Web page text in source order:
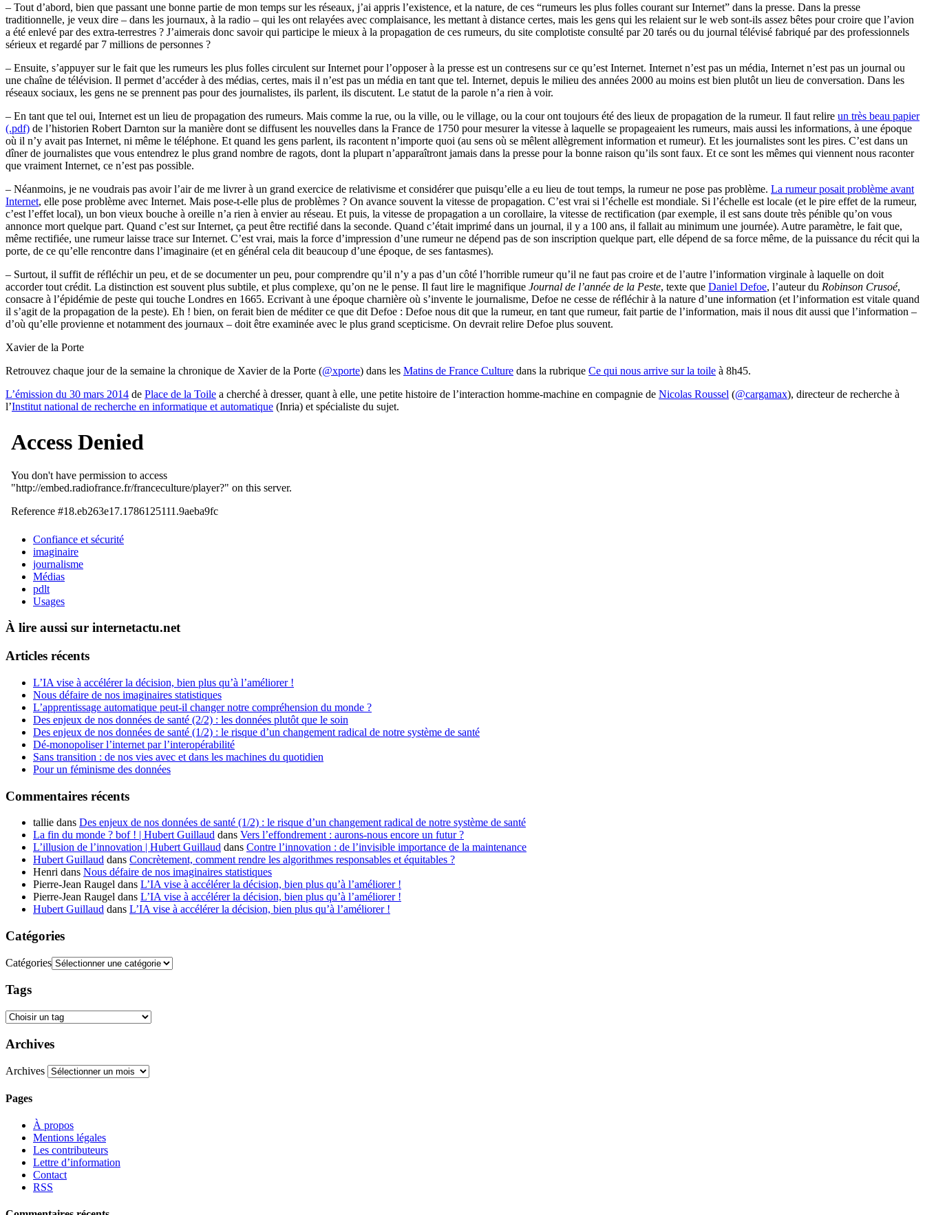
– Tout d’abord, bien que passant une bonne partie de mon temps sur les réseaux, j’ai appris l’existence, et la nature, de ces “rumeurs les plus folles courant sur Internet” dans la presse. Dans la presse
traditionnelle, je veux dire – dans les journaux, à la radio – qui les ont relayées avec complaisance, les mettant à distance certes, mais les gens qui les relaient sur le web sont-ils assez bêtes pour croire que l’avion
a été enlevé par des extra-terrestres ? J’aimerais donc savoir qui participe le mieux à la propagation de ces rumeurs, du site complotiste consulté par 20 tarés ou du journal télévisé fabriqué par des professionnels
sérieux et regardé par 7 millions de personnes ?
– Ensuite, s’appuyer sur le fait que les rumeurs les plus folles circulent sur Internet pour l’opposer à la presse est un contresens sur ce qu’est Internet. Internet n’est pas un média, Internet n’est pas un journal ou
une chaîne de télévision. Il permet d’accéder à des médias, certes, mais il n’est pas un média en tant que tel. Internet, depuis le milieu des années 2000 au moins est bien plutôt un lieu de conversation. Dans les
réseaux sociaux, les gens ne se prennent pas pour des journalistes, ils parlent, ils discutent. Le statut de la parole n’a rien à voir.
– En tant que tel oui, Internet est un lieu de propagation des rumeurs. Mais comme la rue, ou la ville, ou le village, ou la cour ont toujours été des lieux de propagation de la rumeur. Il faut relire un très beau papier
(.pdf) de l’historien Robert Darnton sur la manière dont se diffusent les nouvelles dans la France de 1750 pour mesurer la vitesse à laquelle se propageaient les rumeurs, mais aussi les informations, à une époque
où il n’y avait pas Internet, ni même le téléphone. Et quand les gens parlent, ils racontent n’importe quoi (au sens où se mêlent allègrement information et rumeur). Et les journalistes sont les pires. C’est dans un
dîner de journalistes que vous entendrez le plus grand nombre de ragots, dont la plupart n’apparaîtront jamais dans la presse pour la bonne raison qu’ils sont faux. Et ce sont les mêmes qui viennent nous raconter
que vraiment Internet, ce n’est pas possible.
– Néanmoins, je ne voudrais pas avoir l’air de me livrer à un grand exercice de relativisme et considérer que puisqu’elle a eu lieu de tout temps, la rumeur ne pose pas problème. La rumeur posait problème avant
Internet, elle pose problème avec Internet. Mais pose-t-elle plus de problèmes ? On avance souvent la vitesse de propagation. C’est vrai si l’échelle est mondiale. Si l’échelle est locale (et le pire effet de la rumeur,
c’est l’effet local), un bon vieux bouche à oreille n’a rien à envier au réseau. Et puis, la vitesse de propagation a un corollaire, la vitesse de rectification (par exemple, il est sans doute très pénible qu’on vous
annonce mort quelque part. Quand c’est sur Internet, ça peut être rectifié dans la seconde. Quand c’était imprimé dans un journal, il y a 100 ans, il fallait au minimum une journée). Autre paramètre, le fait que,
même rectifiée, une rumeur laisse trace sur Internet. C’est vrai, mais la force d’impression d’une rumeur ne dépend pas de son inscription quelque part, elle dépend de sa force même, de la puissance du récit qui la
porte, de ce qu’elle rencontre dans l’imaginaire (et en général cela dit beaucoup d’une époque, de ses fantasmes).
– Surtout, il suffit de réfléchir un peu, et de se documenter un peu, pour comprendre qu’il n’y a pas d’un côté l’horrible rumeur qu’il ne faut pas croire et de l’autre l’information virginale à laquelle on doit
accorder tout crédit. La distinction est souvent plus subtile, et plus complexe, qu’on ne le pense. Il faut lire le magnifique Journal de l’année de la Peste, texte que Daniel Defoe, l’auteur du Robinson Crusoé,
consacre à l’épidémie de peste qui touche Londres en 1665. Ecrivant à une époque charnière où s’invente le journalisme, Defoe ne cesse de réfléchir à la nature d’une information (et l’information est vitale quand
il s’agit de la propagation de la peste). Eh ! bien, on ferait bien de méditer ce que dit Defoe : Defoe nous dit que la rumeur, en tant que rumeur, fait partie de l’information, mais il nous dit aussi que l’information –
d’où qu’elle provienne et notamment des journaux – doit être examinée avec le plus grand scepticisme. On devrait relire Defoe plus souvent.
Xavier de la Porte
Retrouvez chaque jour de la semaine la chronique de Xavier de la Porte (@xporte) dans les Matins de France Culture dans la rubrique Ce qui nous arrive sur la toile à 8h45.
L’émission du 30 mars 2014 de Place de la Toile a cherché à dresser, quant à elle, une petite histoire de l’interaction homme-machine en compagnie de Nicolas Roussel (@cargamax), directeur de recherche à
l’Institut national de recherche en informatique et automatique (Inria) et spécialiste du sujet.
Confiance et sécurité
imaginaire
journalisme
Médias
pdlt
Usages
À lire aussi sur internetactu.net
Articles récents
L’IA vise à accélérer la décision, bien plus qu’à l’améliorer !
Nous défaire de nos imaginaires statistiques
L’apprentissage automatique peut-il changer notre compréhension du monde ?
Des enjeux de nos données de santé (2/2) : les données plutôt que le soin
Des enjeux de nos données de santé (1/2) : le risque d’un changement radical de notre système de santé
Dé-monopoliser l’internet par l’interopérabilité
Sans transition : de nos vies avec et dans les machines du quotidien
Pour un féminisme des données
Commentaires récents
tallie dans Des enjeux de nos données de santé (1/2) : le risque d’un changement radical de notre système de santé
La fin du monde ? bof ! | Hubert Guillaud dans Vers l’effondrement : aurons-nous encore un futur ?
L’illusion de l’innovation | Hubert Guillaud dans Contre l’innovation : de l’invisible importance de la maintenance
Hubert Guillaud dans Concrètement, comment rendre les algorithmes responsables et équitables ?
Henri dans Nous défaire de nos imaginaires statistiques
Pierre-Jean Raugel dans L’IA vise à accélérer la décision, bien plus qu’à l’améliorer !
Pierre-Jean Raugel dans L’IA vise à accélérer la décision, bien plus qu’à l’améliorer !
Hubert Guillaud dans L’IA vise à accélérer la décision, bien plus qu’à l’améliorer !
Catégories
Catégories
Tags
Archives
Archives
Pages
À propos
Mentions légales
Les contributeurs
Lettre d’information
Contact
RSS